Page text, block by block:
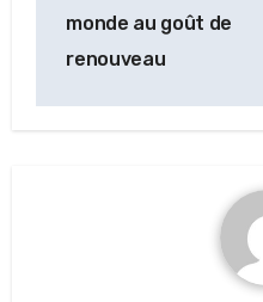
monde au goût de
renouveau